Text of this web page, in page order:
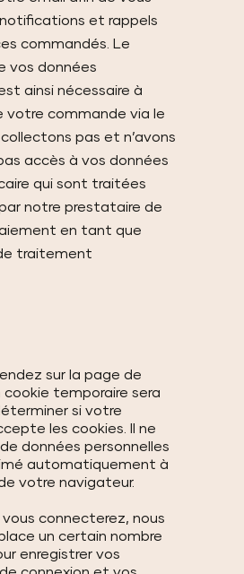
et rappels
commandés. Le
vos données
ainsi nécessaire à
votre commande via le
pas et n’avons
accès à vos données
qui sont traitées
notre prestataire de
en tant que
traitement
sur la page de
cookie temporaire sera
si votre
les cookies. Il ne
données personnelles
automatiquement à
votre navigateur.
vous connecterez, nous
un certain nombre
enregistrer vos